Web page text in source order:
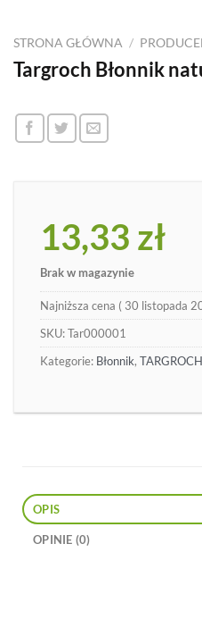
STRONA GŁÓWNA /
Targroch Błonnik
13,33 zł
Brak w magazynie
Najniższa cena ( 30 listopada
SKU:Tar000001
Kategorie: Błonnik, TARGROCH
OPIS
OPINIE (0)